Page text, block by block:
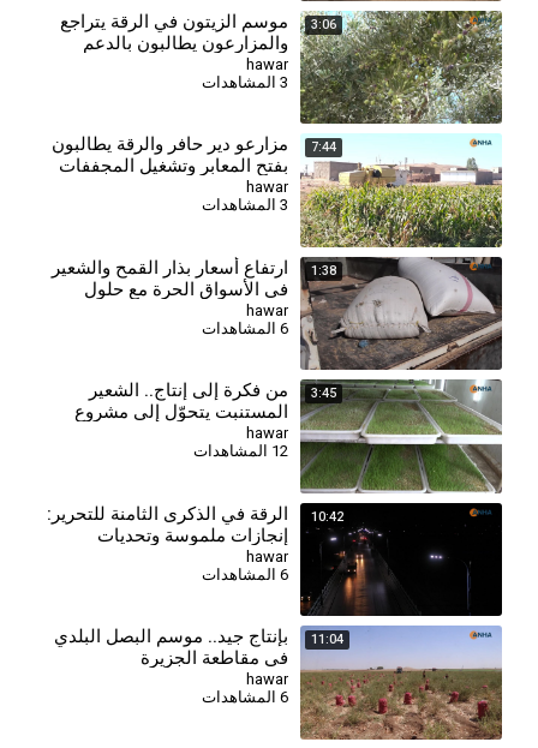
3:06
⁣موسم الزيتون في الرقة يتراجع
والمزارعون يطالبون بالدعم
hawar
3 المشاهدات
7:44
⁣مزارعو دير حافر والرقة يطالبون
بفتح المعابر وتشغيل المجففات
لإنقاذ موسم الذرة
hawar
3 المشاهدات
1:38
⁣‏‏ارتفاع أسعار بذار القمح والشعير
في الأسواق الحرة مع حلول
موسم الزراعة
hawar
6 المشاهدات
3:45
من فكرة إلى إنتاج.. الشعير
المستنبت يتحوّل إلى مشروع
محلي واعد في الجزيرة
hawar
12 المشاهدات
10:42
الرقة في الذكرى الثامنة للتحرير:
إنجازات ملموسة وتحديات
مستمرة
hawar
11:04
بإنتاج جيد.. موسم البصل البلدي
في مقاطعة الجزيرة
hawar
6 المشاهدات